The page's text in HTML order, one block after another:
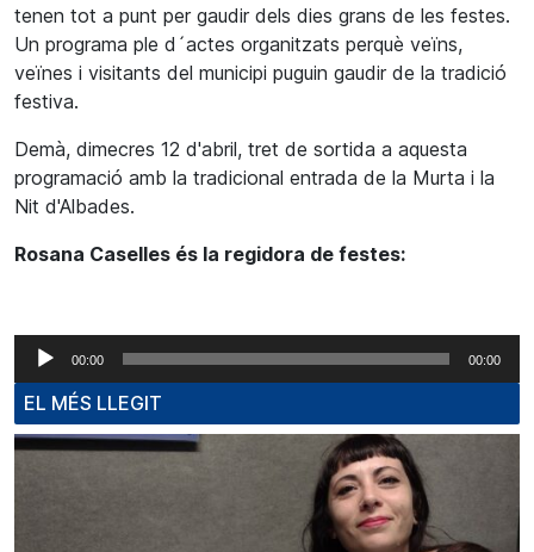
tenen tot a punt per gaudir dels dies grans de les festes.
Un programa ple d´actes organitzats perquè veïns,
veïnes i visitants del municipi puguin gaudir de la tradició
festiva.
Demà, dimecres 12 d'abril, tret de sortida a aquesta
programació amb la tradicional entrada de la Murta i la
Nit d'Albades.
Rosana Caselles és la regidora de festes:
Reproductor
00:00 00:00
EL MÉS LLEGIT